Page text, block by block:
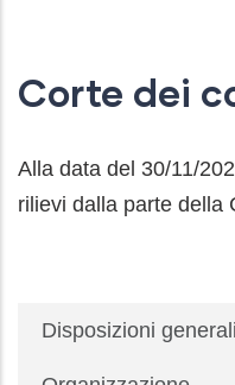
Corte dei
Alla data del 30/11/
rilievi dalla parte della
Società
Trasparente
Disposizioni generali